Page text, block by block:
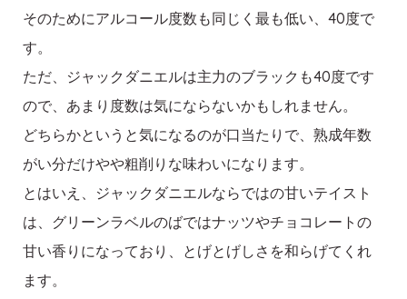
そのためにアルコール度数も同じく最も低い、40度で
す。
ただ、ジャックダニエルは主力のブラックも40度です
ので、あまり度数は気にならないかもしれません。
どちらかというと気になるのが口当たりで、熟成年数
がい分だけやや粗削りな味わいになります。
とはいえ、ジャックダニエルならではの甘いテイスト
は、グリーンラベルのばではナッツやチョコレートの
甘い香りになっており、とげとげしさを和らげてくれ
ます。